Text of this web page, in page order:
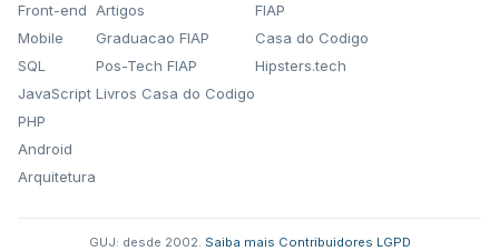
Front-end
Mobile
SQL
JavaScript
PHP
Android
Arquitetura
Artigos
Graduacao FIAP
Pos-Tech FIAP
Livros Casa do Codigo
FIAP
Casa do Codigo
Hipsters.tech
GUJ: desde 2002. Saiba mais Contribuidores LGPD